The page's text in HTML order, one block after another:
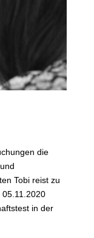
die
Tobi reist zu
in der